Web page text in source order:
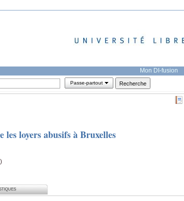
Mon DI-fusion
Passe-partout
loyers abusifs à Bruxelles